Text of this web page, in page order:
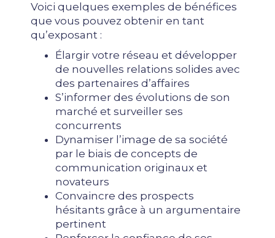
Voici quelques exemples de bénéfices
que vous pouvez obtenir en tant
qu’exposant :
Élargir votre réseau et développer
de nouvelles relations solides avec
des partenaires d’affaires
S’informer des évolutions de son
marché et surveiller ses
concurrents
Dynamiser l’image de sa société
par le biais de concepts de
communication originaux et
novateurs
Convaincre des prospects
hésitants grâce à un argumentaire
pertinent